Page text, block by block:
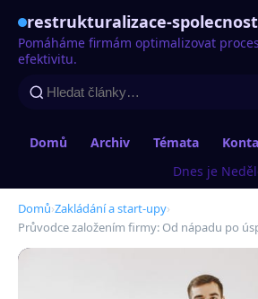
restrukturalizace-
Pomáháme firmám optimalizovat
efektivitu.
Domů Archiv Témata
Dnes je
Domů›Zakládání a start-upy›
Průvodce založením firmy: Od nápadu po